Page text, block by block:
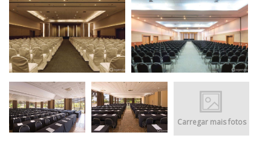
Carregar mais fotos